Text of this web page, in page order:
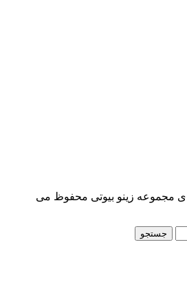
مجموعه زینو بیوتی محفوظ می
جستجو